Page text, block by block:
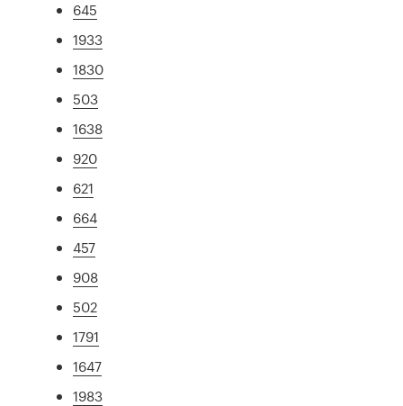
645
1933
1830
503
1638
920
621
664
457
908
502
1791
1647
1983